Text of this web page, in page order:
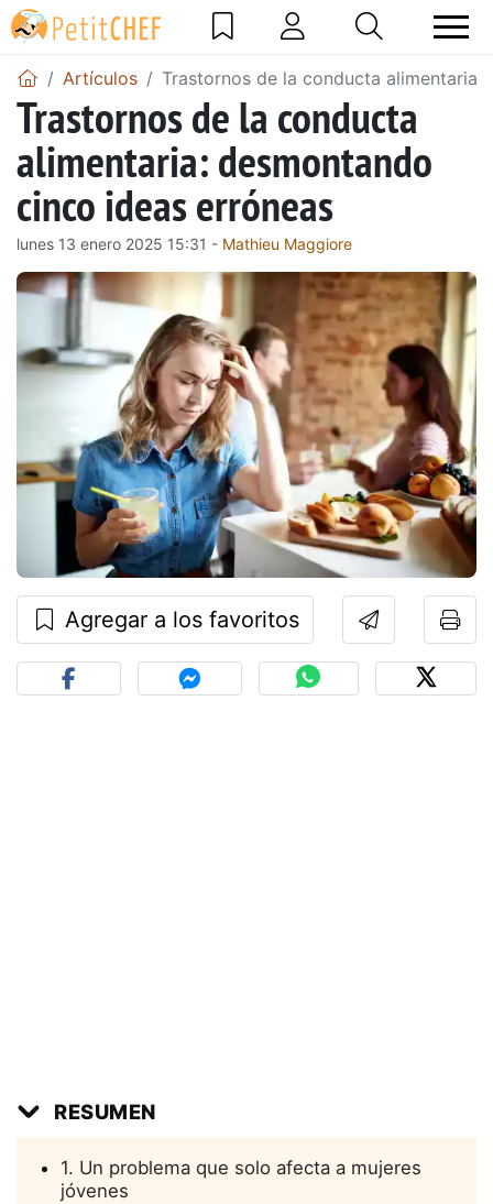
Artículos Trastornos de la conducta
Trastornos de la conducta
alimentaria: desmontando
cinco ideas erróneas
lunes 13 enero 2025 15:31 - Mathieu Maggiore
Agregar a los favoritos
RESUMEN
1. Un problema que solo afecta a mujeres
jóvenes